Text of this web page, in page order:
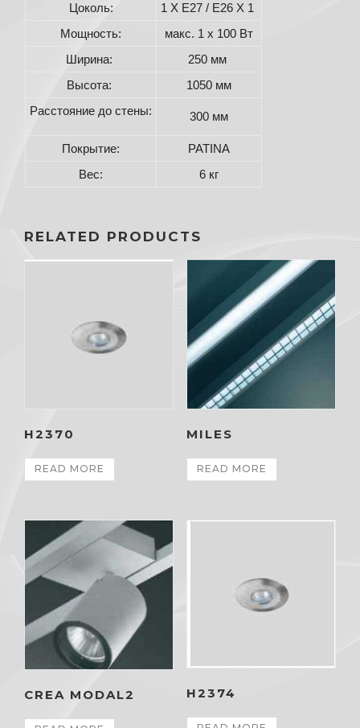
Цоколь:
1 X E27 / E26 X 1
Мощность:
макс. 1 x 100 Вт
Ширина:
250 мм
Высота:
1050 мм
Расстояние до стены:
300 мм
Покрытие:
PATINA
Вес:
6 кг
RELATED PRODUCTS
H2370
READ MORE
MILES
READ MORE
CREA MODAL2 H2374